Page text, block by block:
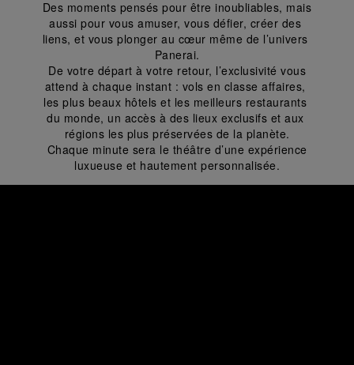
aussi pour vous amuser, vous défier, créer des
liens, et vous plonger au cœur même de l’univers
Panerai.
attend à chaque instant : vols en classe affaires,
les plus beaux hôtels et les meilleurs restaurants
du monde, un accès à des lieux exclusifs et aux
régions les plus préservées de la planète.
luxueuse et hautement personnalisée.